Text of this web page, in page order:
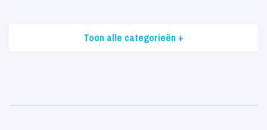
Toon alle categorieën +